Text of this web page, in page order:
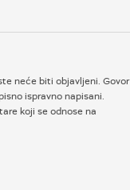
neće biti objavljeni. Govor
ispravno napisani.
koji se odnose na